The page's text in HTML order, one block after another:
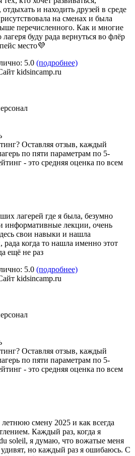
и находить друзей в среде
на сменах и была
перечисленного. Как и многие
лагеря буду рада вернуться во флёр
место💜
5.0 (подробнее)
kidsincamp.ru
Оставляя отзыв, каждый
по пяти параметрам по 5-
- это средняя оценка по всем
лагерей где я была, безумно
информативные лекции, очень
свои навыки и нашла
когда то нашла именно этот
ещё не раз
5.0 (подробнее)
kidsincamp.ru
Оставляя отзыв, каждый
по пяти параметрам по 5-
- это средняя оценка по всем
смену 2025 и как всегда
Каждый раз, когда я
soleil, я думаю, что вожатые меня
, но каждый раз я ошибаюсь. С